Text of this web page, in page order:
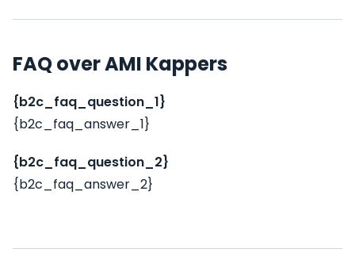
FAQ over AMI Kappers
{b2c_faq_question_1}
{b2c_faq_answer_1}
{b2c_faq_question_2}
{b2c_faq_answer_2}